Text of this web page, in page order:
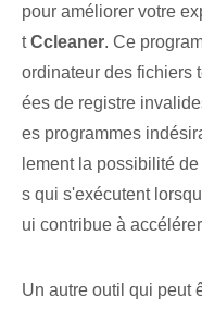
pour améliorer votre
tCcleaner. Ce
ordinateur des fichiers
ées de registre
es programmes
lement la possibilité
s qui s'exécutent
ui contribue à
Un autre outil qui peut